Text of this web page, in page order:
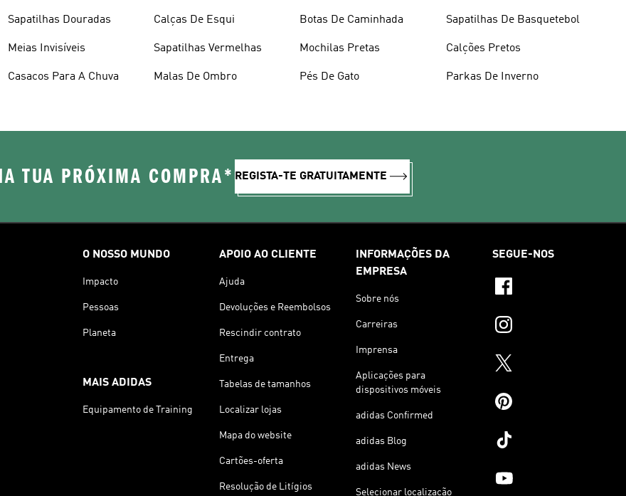
Sapatilhas Douradas
Meias Invisíveis
Casacos Para A Chuva
Calças De Esqui
Sapatilhas Vermelhas
Malas De Ombro
Botas De Caminhada
Mochilas Pretas
Pés De Gato
Sapatilhas De Basquetebol
Calções Pretos
Parkas De Inverno
TUA PRÓXIMA COMPRA* REGISTA-TE GRATUITAMENTE
O NOSSO MUNDO
Impacto
Pessoas
Planeta
MAIS ADIDAS
Equipamento de Training
APOIO AO CLIENTE
Ajuda
Devoluções e Reembolsos
Rescindir contrato
Entrega
Tabelas de tamanhos
Localizar lojas
Mapa do website
Cartões-oferta
Resolução de Litígios
INFORMAÇÕES DA
EMPRESA
Sobre nós
Carreiras
Imprensa
Aplicações para
dispositivos móveis
adidas Confirmed
adidas Blog
adidas News
Selecionar localização
SEGUE-NOS